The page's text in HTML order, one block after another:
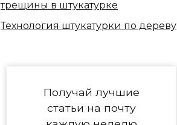
трещины в штукатурке
Технология штукатурки по дереву
Получай лучшие
статьи на почту